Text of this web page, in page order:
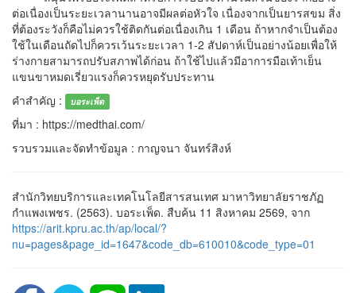
ต่อเนื่องเป็นระยะเวลานานอาจมีผลต่อหัวใจ เนื่องจากเป็นยารสขม สิ่ง
ที่ต้องระวังก็คือไม่ควรใช้ติดกันต่อเนื่องเกิน 1 เดือน ถ้าหากจำเป็นต้อง
ใช้ในเดือนถัดไปก็ควรเว้นระยะเวลา 1-2 สัปดาห์เป็นอย่างน้อยเพื่อให้
ร่างกายสามารถปรับสภาพได้ก่อน ถ้าใช้ไปแล้วมีอาการมือเท้าเย็น
แขนขาหมดเรี่ยวแรงก็ควรหยุดรับประทาน
คำสำคัญ :
บอระเพ็ด
ที่มา : https://medthai.com/
รวบรวมและจัดทำข้อมูล : กาญจนา จันทร์สิงห์
สำนักวิทยบริการและเทคโนโลยีสารสนเทศ มาหาวิทยาลัยราชภัฏ
กำแพงเพชร. (2563). บอระเพ็ด. สืบค้น 11 สิงหาคม 2569, จาก
https://arit.kpru.ac.th/ap/local/?
nu=pages&page_id=1647&code_db=610010&code_type=01